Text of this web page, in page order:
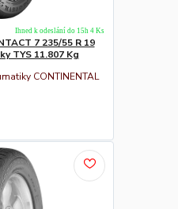
7 235/55 R 19
TYS 11.807 Kg
CONTINENTAL
Ihned k odeslání do 15h 4 Ks